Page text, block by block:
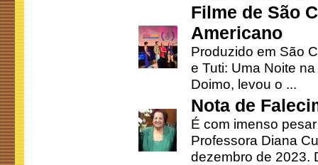
Filme de São
Americano
Produzido em São
e Tuti: Uma Noite
Doimo, levou o ...
Nota de
É com imenso
Professora Diana
dezembro de 2023.